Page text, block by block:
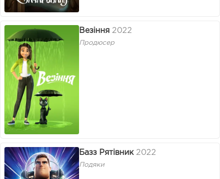
Везіння 2022
Продюсер
Базз Рятівник 2022
Подяки